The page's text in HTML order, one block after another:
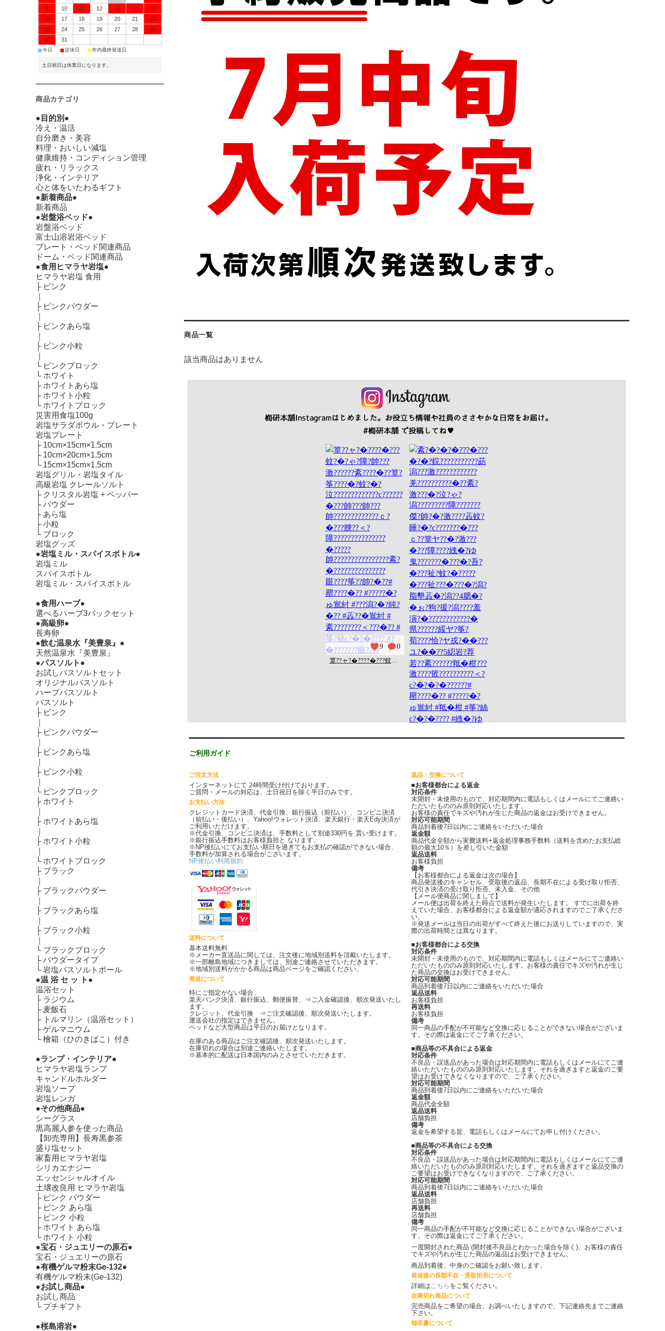
商品一覧
該当商品はありません
ご利用ガイド
ご注文方法
インターネットにて 24時間受け付けております。
ご質問・メールの対応は、土日祝日を除く平日のみです。
お支払い方法
クレジットカード決済、代金引換、銀行振込（前払い）、コンビニ決済
（前払い・後払い）、Yahoo!ウォレット決済、楽天銀行・楽天Edy決済が
ご利用いただけます。
※代金引換、コンビニ決済は、手数料として別途330円を 貰い受けます。
※銀行振込手数料はお客様負担と なります。
※NP後払いにてお支払い期日を過ぎてもお支払の確認ができない場合、
手数料が加算される場合がございます。
NP後払い利用規約
送料について
基本送料無料
※メーカー直送品に関しては、注文後に地域別送料を頂戴いたします。
※一部離島地域につきましては、別途ご連絡させていただきます。
※地域別送料がかかる商品は商品ページをご確認ください。
発送について
特にご指定がない場合、
楽天バンク決済、銀行振込、郵便振替、⇒ご入金確認後、順次発送いたし
ます。
クレジット、代金引換 ⇒ご注文確認後、順次発送いたします。
運送会社の指定はできません。
ベッドなど大型商品は平日のお届けとなります。
在庫のある商品はご注文確認後、順次発送いたします。
在庫切れの場合は別途ご連絡いたします。
※基本的に配送は日本国内のみとさせていただきます。
返品・交換について
■お客様都合による返金
対応条件
未開封・未使用のもので、対応期間内に電話もしくはメールにてご連絡い
ただいたもののみ原則対応いたします。
お客様の責任でキズや汚れが生じた商品の返金はお受けできません。
対応可能期間
商品到着後7日以内にご連絡をいただいた場合
返金額
商品代金全額から実費送料+返金処理事務手数料（送料を含めたお支払総
額の最大10％）を差し引いた金額
返品送料
お客様負担
備考
【お客様都合による返金は次の場合】
商品発送後のキャンセル、受取後の返品、長期不在による受け取り拒否、
代引き決済の受け取り拒否、未入金、その他
【メール便商品に関しまして】
メール便は出荷を終えた時点で送料が発生いたします。 すでに出荷を終
えていた場合、お客様都合による返金額が適応されますのでご了承くださ
い。
※発送メールは当日の出荷がすべて終えた後にお送りしていますので、実
際の出荷時間とは異なります。
■お客様都合による交換
対応条件
未開封・未使用のもので、対応期間内に電話もしくはメールにてご連絡い
ただいたもののみ原則対応いたします。お客様の責任でキズや汚れが生じ
た商品の交換はお受けできません。
対応可能期間
商品到着後7日以内にご連絡をいただいた場合
返品送料
お客様負担
再送料
お客様負担
備考
同一商品の手配が不可能など交換に応じることができない場合がございま
す。その際は返金にてご了承ください。
■商品等の不具合による返金
対応条件
不良品・誤送品があった場合は対応期間内に電話もしくはメールにてご連
絡いただいたもののみ原則対応いたします。それを過ぎますと返金のご要
望はお受けできなくなりますので、ご了承ください。
対応可能期間
商品到着後7日以内にご連絡をいただいた場合
返金額
商品代金全額
返品送料
店舗負担
備考
返金を希望する旨、電話もしくはメールにてお申し付けください。
■商品等の不具合による交換
対応条件
不良品・誤送品があった場合は対応期間内に電話もしくはメールにてご連
絡いただいたもののみ原則対応いたします。それを過ぎますと返品交換の
ご要望はお受けできなくなりますので、ご了承ください。
対応可能期間
商品到着後7日以内にご連絡をいただいた場合
返品送料
店舗負担
再送料
店舗負担
備考
同一商品の手配が不可能など交換に応じることができない場合がございま
す。その際は返金にてご了承ください。
一度開封された商品 (開封後不良品とわかった場合を除く)、お客様の責任
でキズや汚れが生じた商品の返品はお受けできません。
商品到着後、中身のご確認をお願い致します。
発送後の長期不在・受取拒否について
詳細はこちら をご覧ください。
在庫切れ商品について
完売商品をご希望の場合、お調べいたしますので、下記連絡先までご連絡
下さい。
領収書について
9
10 11 12 13 14
15
16
17 18 19 20 21
22
23
24 25 26 27 28
29
30
31
■今日 ■定休日 ■年内最終発送日
土日祝日は休業日になります。
商品カテゴリ
●目的別●
冷え・温活
自分磨き・美容
料理・おいしい減塩
健康維持・コンディション管理
疲れ・リラックス
浄化・インテリア
心と体をいたわるギフト
●新着商品●
新着商品
●岩盤浴ベッド●
岩盤浴ベッド
富士山溶岩浴ベッド
プレート・ベッド関連商品
ドーム・ベッド関連商品
●食用ヒマラヤ岩塩●
ヒマラヤ岩塩 食用
├ ピンク
├ ピンクパウダー
├ ピンクあら塩
├ ピンク小粒
└ ピンクブロック
└ ホワイト
├ ホワイトあら塩
├ ホワイト小粒
└ ホワイトブロック
災害用食塩100g
岩塩サラダボウル・プレート
岩塩プレート
├ 10cm×15cm×1.5cm
├ 10cm×20cm×1.5cm
└ 15cm×15cm×1.5cm
岩塩グリル・岩塩タイル
高級岩塩 クレールソルト
├ クリスタル岩塩 + ペッパー
├パウダー
├ あら塩
├小粒
└ ブロック
岩塩グッズ
●岩塩ミル・スパイスボトル●
岩塩ミル
スパイスボトル
岩塩ミル・スパイスボトル
●食用ハーブ●
選べるハーブ3パックセット
●高級卵●
長寿卵
●飲む温泉水『美豊泉』●
天然温泉水『美豊泉』
●バスソルト●
お試しバスソルトセット
オリジナルバスソルト
ハーブバスソルト
バスソルト
├ ピンク
├ ピンクパウダー
├ ピンクあら塩
├ ピンク小粒
└ ピンクブロック
├ ホワイト
├ ホワイトあら塩
├ ホワイト小粒
└ ホワイトブロック
├ ブラック
├ ブラックパウダー
├ ブラックあら塩
├ ブラック小粒
└ ブラックブロック
├パウダータイプ
└岩塩バスソルトボール
●温 浴 セ ッ ト●
温浴セット
├ ラジウム
├ 麦飯石
├ トルマリン（温浴セット）
├ゲルマニウム
└檜箱（ひのきばこ）付き
●ランプ・インテリア●
ヒマラヤ岩塩ランプ
キャンドルホルダー
岩塩ソープ
岩塩レンガ
●その他商品●
シーグラス
黒高麗人参を使った商品
【卸売専用】長寿黒参茶
盛り塩セット
家畜用ヒマラヤ岩塩
シリカエナジー
エッセンシャルオイル
土壌改良用 ヒマラヤ岩塩
├ ピンク パウダー
├ ピンク あら塩
├ ピンク 小粒
├ ホワイト あら塩
└ ホワイト 小粒
●宝石・ジュエリーの原石●
宝石・ジュエリーの原石
●有機ゲルマ粉末Ge-132●
有機ゲルマ粉末(Ge-132)
●お試し商品●
お試し商品
└ プチギフト
●桜島溶岩●